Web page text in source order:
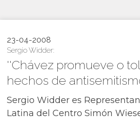
23-04-2008
Sergio Widder:
''Chávez promueve o
hechos de
Sergio Widder es
Latina del Centro Simón